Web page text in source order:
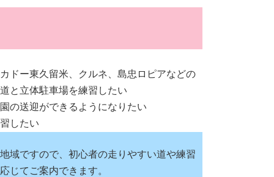
ドー東久留米、クルネ、島忠ロピアなどの
と立体駐車場を練習したい
の送迎ができるようになりたい
したい
域ですので、初心者の走りやすい道や練習
じてご案内できます。